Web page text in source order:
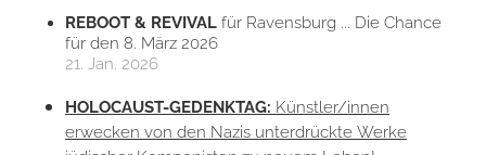
REBOOT & REVIVAL für Ravensburg ... Die Chance
für den 8. März 2026
21. Jan. 2026
HOLOCAUST-GEDENKTAG: Künstler/innen
erwecken von den Nazis unterdrückte Werke